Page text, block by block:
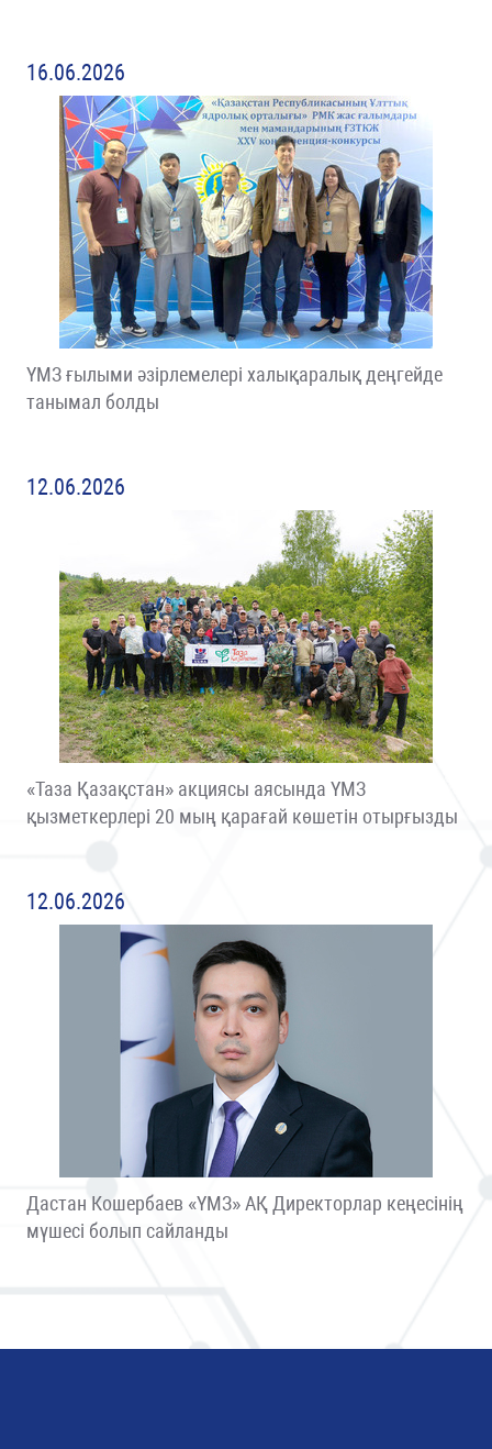
16.06.2026
ҮМЗ ғылыми әзірлемелері халықаралық деңгейде
танымал болды
12.06.2026
«Таза Қазақстан» акциясы аясында ҮМЗ
қызметкерлері 20 мың қарағай көшетін отырғызды
12.06.2026
Дастан Кошербаев «ҮМЗ» АҚ Директорлар кеңесінің
мүшесі болып сайланды